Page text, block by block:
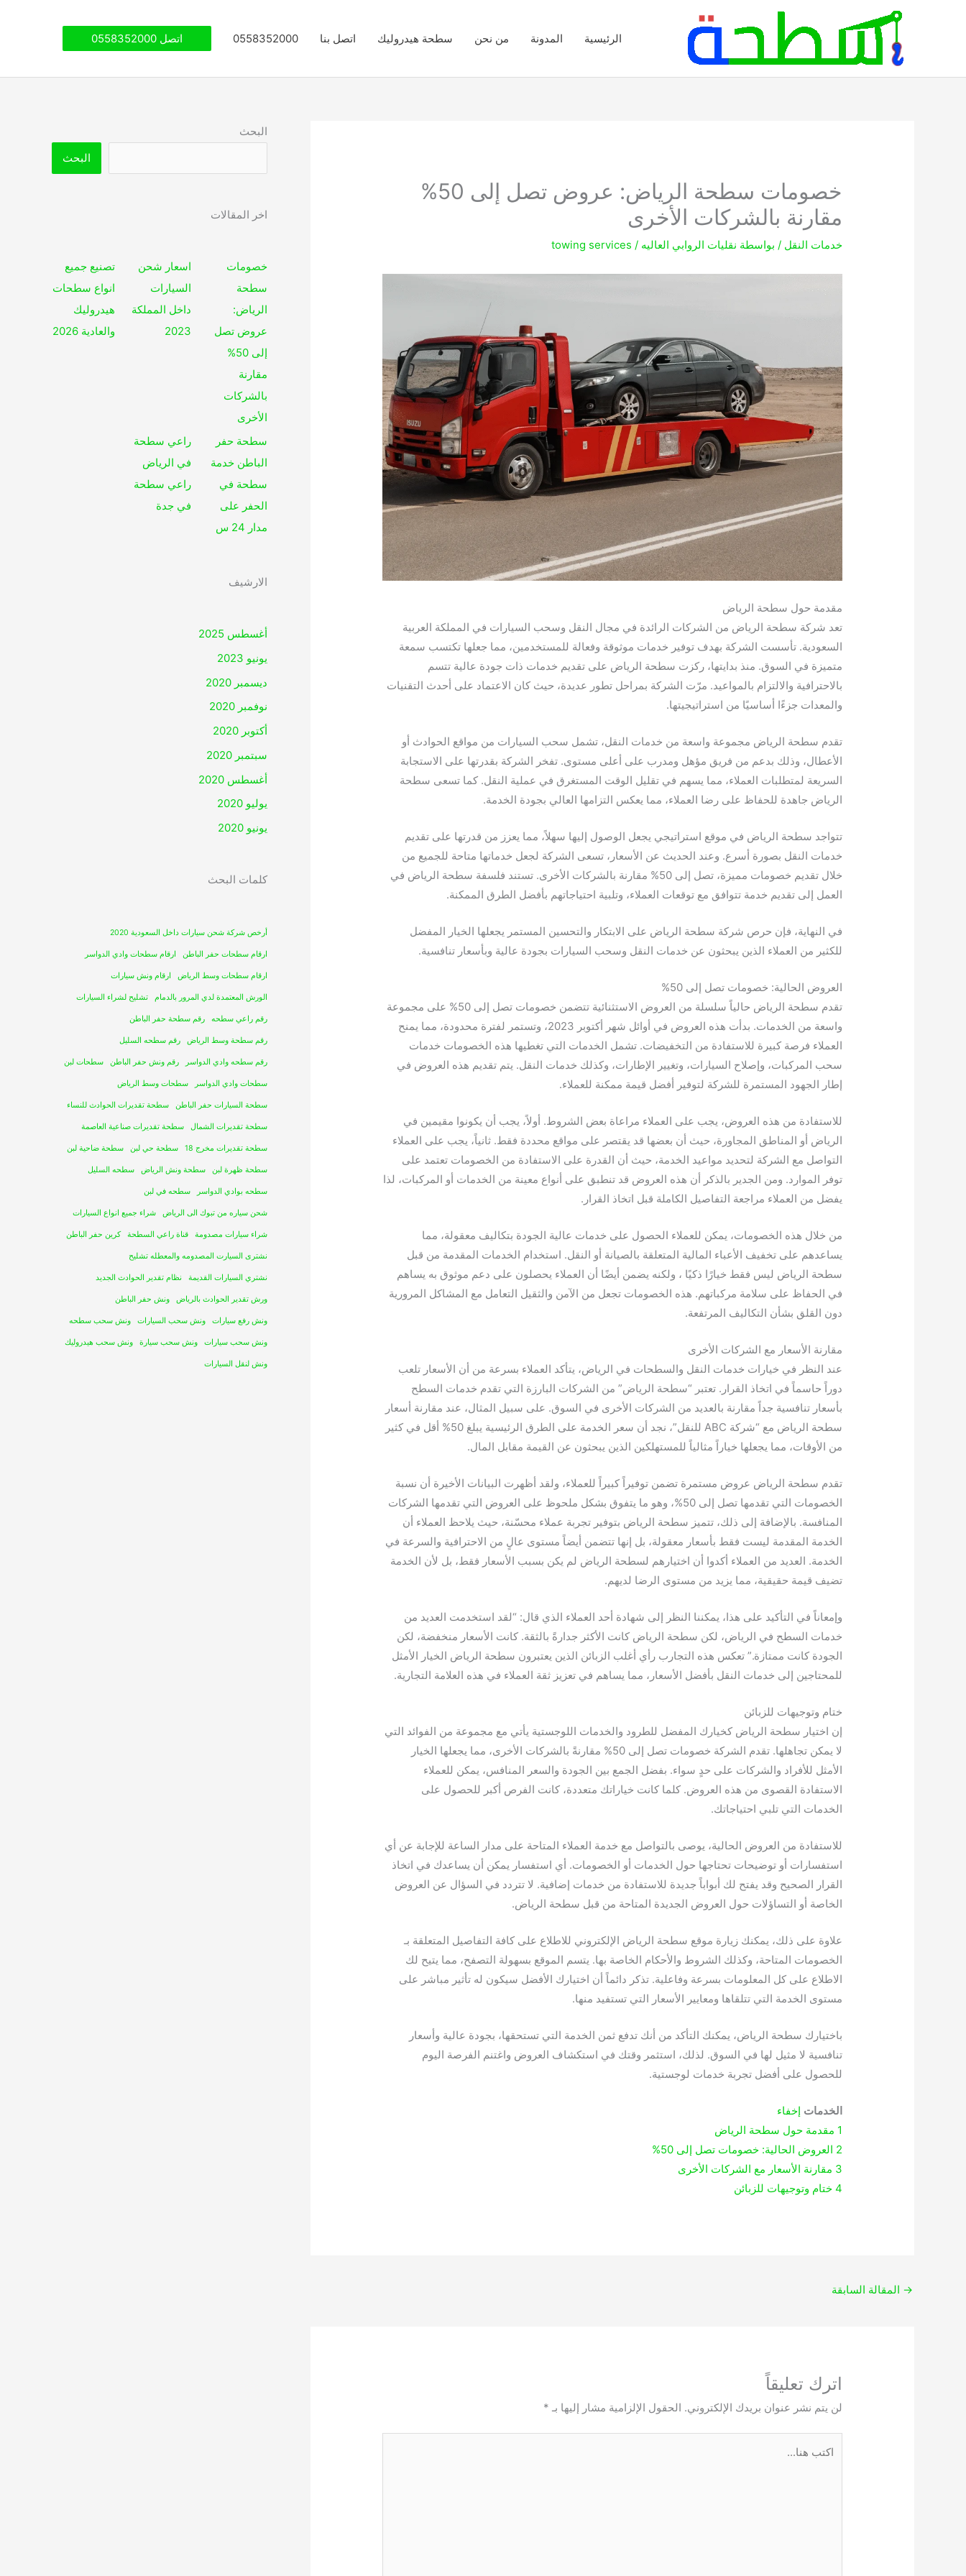
الرئيسية المدونة من نحن سطحة هيدروليك اتصل بنا 0558352000 اتصل 0558352000
خصومات سطحة الرياض: عروض تصل إلى 50%
مقارنة بالشركات الأخرى
خدمات النقل / بواسطة نقليات الروابي العاليه/
towing services
مقدمة حول سطحة الرياض
تعد شركة سطحة الرياض من الشركات الرائدة في مجال النقل وسحب السيارات في المملكة العربية
السعودية. تأسست الشركة بهدف توفير خدمات موثوقة وفعالة للمستخدمين، مما جعلها تكتسب سمعة
متميزة في السوق. منذ بدايتها، ركزت سطحة الرياض على تقديم خدمات ذات جودة عالية تتسم
بالاحترافية والالتزام بالمواعيد. مرّت الشركة بمراحل تطور عديدة، حيث كان الاعتماد على أحدث التقنيات
والمعدات جزءًا أساسيًا من استراتيجيتها.
تقدم سطحة الرياض مجموعة واسعة من خدمات النقل، تشمل سحب السيارات من مواقع الحوادث أو
الأعطال، وذلك بدعم من فريق مؤهل ومدرب على أعلى مستوى. تفخر الشركة بقدرتها على الاستجابة
السريعة لمتطلبات العملاء، مما يسهم في تقليل الوقت المستغرق في عملية النقل. كما تسعى سطحة
الرياض جاهدة للحفاظ على رضا العملاء، مما يعكس التزامها العالي بجودة الخدمة.
تتواجد سطحة الرياض في موقع استراتيجي يجعل الوصول إليها سهلاً، مما يعزز من قدرتها على تقديم
خدمات النقل بصورة أسرع. وعند الحديث عن الأسعار، تسعى الشركة لجعل خدماتها متاحة للجميع من
خلال تقديم خصومات مميزة، تصل إلى 50% مقارنة بالشركات الأخرى. تستند فلسفة سطحة الرياض في
العمل إلى تقديم خدمة تتوافق مع توقعات العملاء، وتلبية احتياجاتهم بأفضل الطرق الممكنة.
في النهاية، فإن حرص شركة سطحة الرياض على الابتكار والتحسين المستمر يجعلها الخيار المفضل
للكثير من العملاء الذين يبحثون عن خدمات النقل وسحب السيارات بجودة عالية وبأسعار تنافسية.
العروض الحالية: خصومات تصل إلى 50%
تقدم سطحة الرياض حالياً سلسلة من العروض الاستثنائية تتضمن خصومات تصل إلى 50% على مجموعة
واسعة من الخدمات. بدأت هذه العروض في أوائل شهر أكتوبر 2023، وتستمر لفترة محدودة، مما يمنح
العملاء فرصة كبيرة للاستفادة من التخفيضات. تشمل الخدمات التي تغطيها هذه الخصومات خدمات
سحب المركبات، وإصلاح السيارات، وتغيير الإطارات، وكذلك خدمات النقل. يتم تقديم هذه العروض في
إطار الجهود المستمرة للشركة لتوفير أفضل قيمة ممكنة للعملاء.
للاستفادة من هذه العروض، يجب على العملاء مراعاة بعض الشروط. أولاً، يجب أن يكونوا مقيمين في
الرياض أو المناطق المجاورة، حيث أن بعضها قد يقتصر على مواقع محددة فقط. ثانياً، يجب على العملاء
التواصل مع الشركة لتحديد مواعيد الخدمة، حيث أن القدرة على الاستفادة من الخصومات تعتمد على
توفر الموارد. ومن الجدير بالذكر أن هذه العروض قد تنطبق على أنواع معينة من الخدمات أو المركبات، لذا
يفضل من العملاء مراجعة التفاصيل الكاملة قبل اتخاذ القرار.
من خلال هذه الخصومات، يمكن للعملاء الحصول على خدمات عالية الجودة بتكاليف معقولة، مما
يساعدهم على تخفيف الأعباء المالية المتعلقة بالصيانة أو النقل. استخدام الخدمات المقدمة من قبل
سطحة الرياض ليس فقط خيارًا ذكيًا ، ولكنه يضمن أيضًا أن العملاء يحصلون على دعم موثوق به يساهم
في الحفاظ على سلامة مركباتهم. هذه الخصومات تجعل من الآمن والثقيل التعامل مع المشاكل المرورية
دون القلق بشأن التكاليف المرتفعة.
مقارنة الأسعار مع الشركات الأخرى
عند النظر في خيارات خدمات النقل والسطحات في الرياض، يتأكد العملاء بسرعة من أن الأسعار تلعب
دوراً حاسماً في اتخاذ القرار. تعتبر “سطحة الرياض” من الشركات البارزة التي تقدم خدمات السطح
بأسعار تنافسية جداً مقارنة بالعديد من الشركات الأخرى في السوق. على سبيل المثال، عند مقارنة أسعار
سطحة الرياض مع “شركة ABC للنقل”، نجد أن سعر الخدمة على الطرق الرئيسية يبلغ 50% أقل في كثير
من الأوقات، مما يجعلها خياراً مثالياً للمستهلكين الذين يبحثون عن القيمة مقابل المال.
تقدم سطحة الرياض عروض مستمرة تضمن توفيراً كبيراً للعملاء، ولقد أظهرت البيانات الأخيرة أن نسبة
الخصومات التي تقدمها تصل إلى 50%، وهو ما يتفوق بشكل ملحوظ على العروض التي تقدمها الشركات
المنافسة. بالإضافة إلى ذلك، تتميز سطحة الرياض بتوفير تجربة عملاء محسّنة، حيث يلاحظ العملاء أن
الخدمة المقدمة ليست فقط بأسعار معقولة، بل إنها تتضمن أيضاً مستوى عالٍ من الاحترافية والسرعة في
الخدمة. العديد من العملاء أكدوا أن اختيارهم لسطحة الرياض لم يكن بسبب الأسعار فقط، بل لأن الخدمة
تضيف قيمة حقيقية، مما يزيد من مستوى الرضا لديهم.
وإمعاناً في التأكيد على هذا، يمكننا النظر إلى شهادة أحد العملاء الذي قال: “لقد استخدمت العديد من
خدمات السطح في الرياض، لكن سطحة الرياض كانت الأكثر جدارةً بالثقة. كانت الأسعار منخفضة، لكن
الجودة كانت ممتازة.” تعكس هذه التجارب رأي أغلب الزبائن الذين يعتبرون سطحة الرياض الخيار الأمثل
للمحتاجين إلى خدمات النقل بأفضل الأسعار، مما يساهم في تعزيز ثقة العملاء في هذه العلامة التجارية.
ختام وتوجيهات للزبائن
إن اختيار سطحة الرياض كخيارك المفضل للطرود والخدمات اللوجستية يأتي مع مجموعة من الفوائد التي
لا يمكن تجاهلها. تقدم الشركة خصومات تصل إلى 50% مقارنةً بالشركات الأخرى، مما يجعلها الخيار
الأمثل للأفراد والشركات على حدٍ سواء. بفضل الجمع بين الجودة والسعر المنافس، يمكن للعملاء
الاستفادة القصوى من هذه العروض. كلما كانت خياراتك متعددة، كانت الفرص أكبر للحصول على
الخدمات التي تلبي احتياجاتك.
للاستفادة من العروض الحالية، يوصى بالتواصل مع خدمة العملاء المتاحة على مدار الساعة للإجابة عن أي
استفسارات أو توضيحات تحتاجها حول الخدمات أو الخصومات. أي استفسار يمكن أن يساعدك في اتخاذ
القرار الصحيح وقد يفتح لك أبواباً جديدة للاستفادة من خدمات إضافية. لا تتردد في السؤال عن العروض
الخاصة أو التساؤلات حول العروض الجديدة المتاحة من قبل سطحة الرياض.
علاوة على ذلك، يمكنك زيارة موقع سطحة الرياض الإلكتروني للاطلاع على كافة التفاصيل المتعلقة بـ
الخصومات المتاحة، وكذلك الشروط والأحكام الخاصة بها. يتسم الموقع بسهولة التصفح، مما يتيح لك
الاطلاع على كل المعلومات بسرعة وفاعلية. تذكر دائماً أن اختيارك الأفضل سيكون له تأثير مباشر على
مستوى الخدمة التي تتلقاها ومعايير الأسعار التي تستفيد منها.
باختيارك سطحة الرياض، يمكنك التأكد من أنك تدفع ثمن الخدمة التي تستحقها، بجودة عالية وأسعار
تنافسية لا مثيل لها في السوق. لذلك، استثمر وقتك في استكشاف العروض واغتنم الفرصة اليوم
للحصول على أفضل تجربة خدمات لوجستية.
الخدمات إخفاء
1 مقدمة حول سطحة الرياض
2 العروض الحالية: خصومات تصل إلى 50%
3 مقارنة الأسعار مع الشركات الأخرى
4 ختام وتوجيهات للزبائن
→ المقالة السابقة
اترك تعليقاً
لن يتم نشر عنوان بريدك الإلكتروني. الحقول الإلزامية مشار إليها بـ *
البحث
البحث
اخر المقالات
خصومات
سطحة
الرياض:
عروض تصل
إلى 50%
مقارنة
بالشركات
الأخرى
اسعار شحن
السيارات
داخل المملكة
2023
تصنيع جميع
انواع سطحات
هيدروليك
والعادية 2026
سطحة حفر
الباطن خدمة
سطحة في
الحفر على
مدار 24 س
راعي سطحة
في الرياض
راعي سطحة
في جدة
الارشيف
أغسطس 2025
يونيو 2023
ديسمبر 2020
نوفمبر 2020
أكتوبر 2020
سبتمبر 2020
أغسطس 2020
يوليو 2020
يونيو 2020
كلمات البحث
أرخص شركة شحن سيارات داخل السعودية 2020
ارقام سطحات حفر الباطن ارقام سطحات وادي الدواسر
ارقام سطحات وسط الرياض ارقام ونش سيارات
الورش المعتمدة لدي المرور بالدمام تشليح لشراء السيارات
رقم راعي سطحه رقم سطحة حفر الباطن
رقم سطحة وسط الرياض رقم سطحه السليل
رقم سطحه وادي الدواسر رقم ونش حفر الباطن سطحات لبن
سطحات وادي الدواسر سطحات وسط الرياض
سطحة السيارات حفر الباطن سطحة تقديرات الحوادث للنساء
سطحة تقديرات الشمال سطحة تقديرات صناعية العاصمة
سطحة تقديرات مخرج 18 سطحة حي لبن سطحة ضاحية لبن
سطحة ظهرة لبن سطحة ونش الرياض سطحه السليل
سطحه بوادي الدواسر سطحه في لبن
شحن سياره من تبوك الى الرياض شراء جميع انواع السيارات
شراء سيارات مصدومة قناة راعي السطحة كرين حفر الباطن
نشترى السيارت المصدومه والمعطله تشليح
نشتري السيارات القديمة نظام تقدير الحوادث الجديد
ورش تقدير الحوادث بالرياض ونش حفر الباطن
ونش رفع سيارات ونش سحب السيارات ونش سحب سطحه
ونش سحب سيارات ونش سحب سيارة ونش سحب هيدروليك
ونش لنقل السيارات